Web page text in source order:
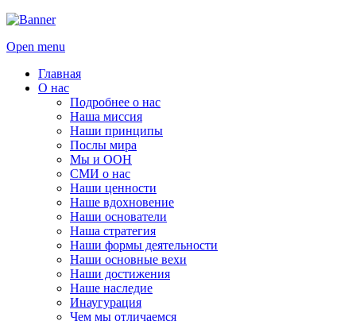
Open menu
Главная
О нас
Подробнее о нас
Наша миссия
Наши принципы
Послы мира
Мы и ООН
СМИ о нас
Наши ценности
Наше вдохновение
Наши основатели
Наша стратегия
Наши формы деятельности
Наши основные вехи
Наши достижения
Наше наследие
Инаугурация
Чем мы отличаемся